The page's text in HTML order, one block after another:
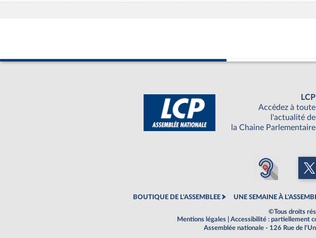
LCP
Accédez à toute
l'actualité de
la Chaine Parlementaire
BOUTIQUE DE L'ASSEMBLEE UNE SEMAINE À
©Tous droits
Mentions légales
Accessibilité : partiellement
Assemblée nationale - 126 Rue de